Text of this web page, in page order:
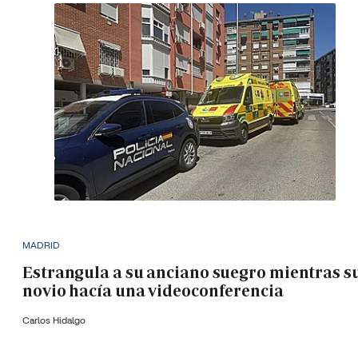
MADRID
Estrangula a su anciano suegro mientras
novio hacía una videoconferencia
Carlos Hidalgo